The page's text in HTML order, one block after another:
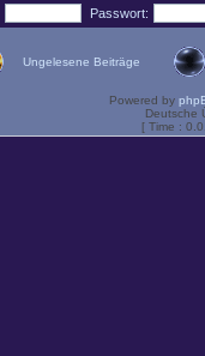
Passwort:
Ungelesene Beiträge
Powered by
Deutsche
[ Time :